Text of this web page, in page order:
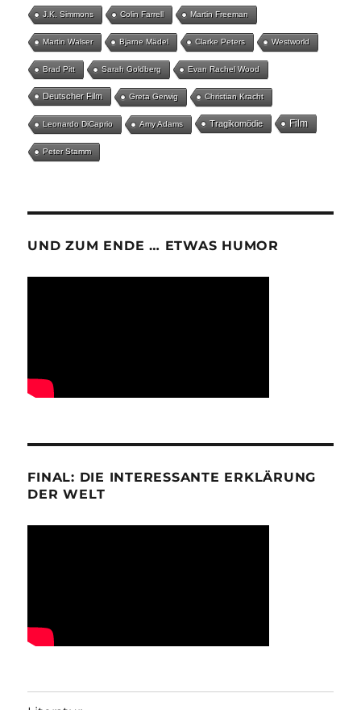
J.K. Simmons Colin Farrell Martin Freeman
Martin Walser Bjarne Mädel Clarke Peters Westworld
Brad Pitt Sarah Goldberg Evan Rachel Wood
Deutscher Film Greta Gerwig Christian Kracht
Leonardo DiCaprio Amy Adams Tragikomödie Film
Peter Stamm
UND ZUM ENDE … ETWAS HUMOR
FINAL: DIE INTERESSANTE ERKLÄRUNG
DER WELT